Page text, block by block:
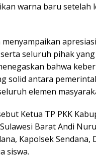
warna baru setelah
seluruh pihak
bahwa
solid antara
elemen
Ketua TP PKK
Barat Andi
Kapolsek
siswa.